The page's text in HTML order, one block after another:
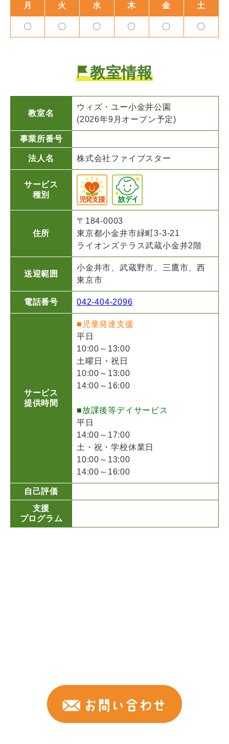
月 火 水 木 金 土
〇 〇 〇 〇 〇 〇
教室情報
教室名
ウィズ・ユー小金井公園
(2026年9月オープン予定)
事業所番号
法人名 株式会社ファイブスター
サービス
種別
住所
〒184-0003
東京都小金井市緑町3-3-21
ライオンズテラス武蔵小金井2階
送迎範囲
小金井市、武蔵野市、三鷹市、西
東京市
電話番号 042-404-2096
サービス
提供時間
■児童発達支援
平日
10:00～13:00
土曜日・祝日
10:00～13:00
14:00～16:00
■放課後等デイサービス
平日
14:00～17:00
土・祝・学校休業日
10:00～13:00
14:00～16:00
自己評価
支援
プログラム